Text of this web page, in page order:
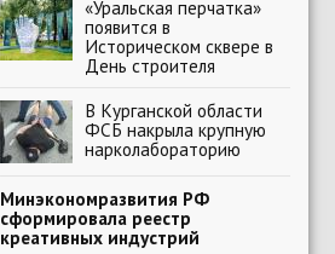
«Уральская перчатка»
появится в
Историческом сквере в
День строителя
В Курганской области
ФСБ накрыла крупную
нарколабораторию
Минэкономразвития РФ
сформировала реестр
креативных индустрий